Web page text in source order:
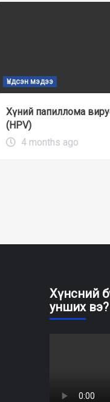
Үндсэн мэдээ
Хүний папиллома
(HPV)
4 months ago
Хүнсний
унших вэ?